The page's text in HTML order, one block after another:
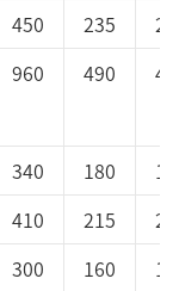
450 235
960 490
340 180
410 215
300 160